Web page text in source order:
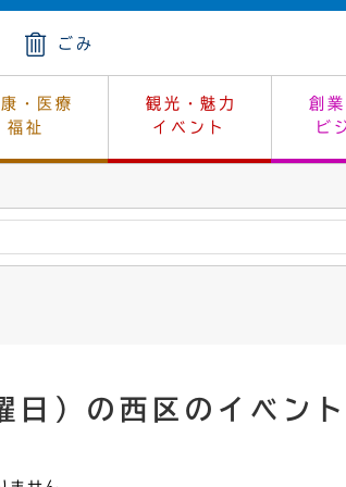
ごみ
・医療
福祉
観光・魅力
イベント
創
ビ
上下水道
消費生活
住所変更
生涯学習
幼稚園一覧
休日当番医
レジャー・スポーツ
マライフ
土地
環境対策
市長の部屋
選挙
監査
）の西区のイベント